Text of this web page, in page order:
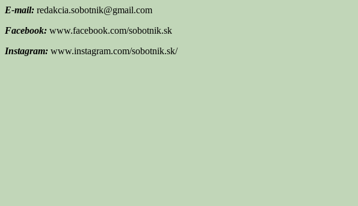
E-mail: redakcia.sobotnik@gmail.com
Facebook: www.facebook.com/sobotnik.sk
Instagram: www.instagram.com/sobotnik.sk/